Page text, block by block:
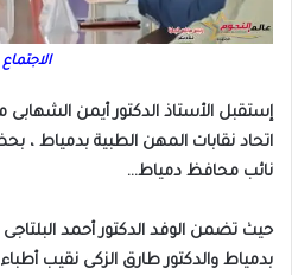
الاجتماع
إستقبل الأستاذ الدكتور أيمن
اتحاد نقابات المهن الطبية بدمياط ،
نائب محافظ دمياط…
حيث تضمن الوفد الدكتور أحمد البلتاجى
بدمياط والدكتور طارق الزكى نقيب